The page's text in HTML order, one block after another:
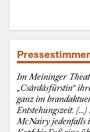
Im Meininger
„Csárdásfürstin“
ganz im
Entstehungszeit.
McNairy jedenfalls